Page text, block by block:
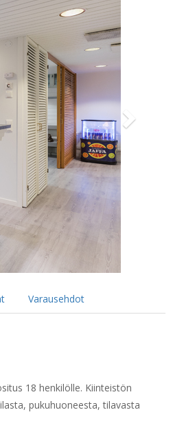
Varausehdot
18 henkilölle. Kiinteistön
pukuhuoneesta, tilavasta